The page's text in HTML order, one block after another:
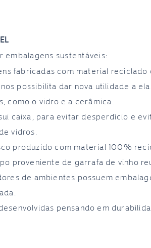
sustentáveis:
fabricadas com material
possibilita dar nova utilidade a
como o vidro e a cerâmica.
caixa, para evitar desperdício e
vidros.
produzido com material 100%
proveniente de garrafa de vinho
de ambientes possuem
pensando em